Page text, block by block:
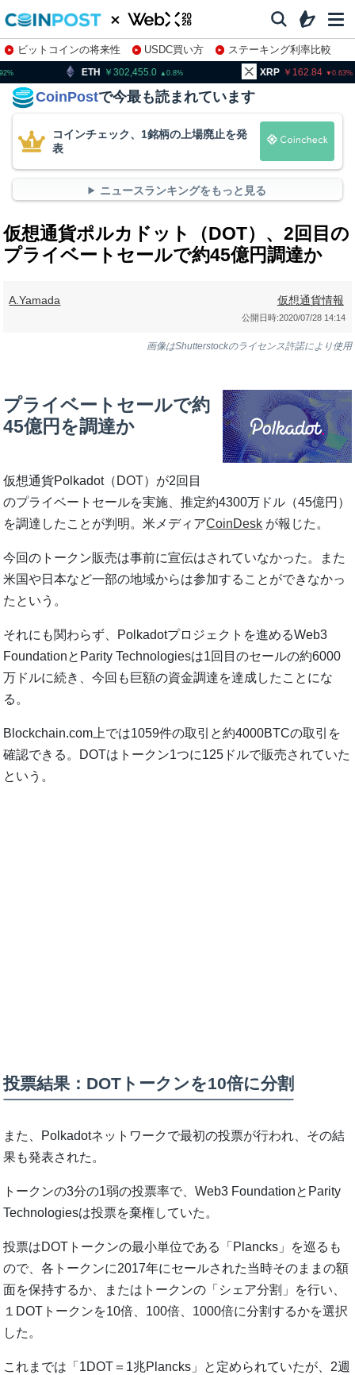
ビットコインの将来性 USDC買い方
ステーキング利率比較
株特集・関連銘柄
302,455.0 0.8 XRP BNB
CoinPostで今最も読まれています
コインチェック、1銘柄の上場廃止を発
表
ニュースランキングをもっと見る
仮想通貨ポルカドット（DOT）、2回目の
プライベートセールで約45億円調達か
A.Yamada 仮想通貨情報
公開日時:2020/07/28 14:14
画像はShutterstockのライセンス許諾により使用
プライベートセールで約
45億円を調達か
仮想通貨Polkadot（DOT）が2回目
のプライベートセールを実施、推定約4300万ドル（45億円）
を調達したことが判明。米メディアCoinDesk が報じた。
今回のトークン販売は事前に宣伝はされていなかった。また
米国や日本など一部の地域からは参加することができなかっ
たという。
それにも関わらず、Polkadotプロジェクトを進めるWeb3
FoundationとParity Technologiesは1回目のセールの約6000
万ドルに続き、今回も巨額の資金調達を達成したことにな
る。
Blockchain.com上では1059件の取引と約4000BTCの取引を
確認できる。DOTはトークン1つに125ドルで販売されていた
という。
投票結果：DOTトークンを10倍に分割
また、Polkadotネットワークで最初の投票が行われ、その結
果も発表された。
トークンの3分の1弱の投票率で、Web3 FoundationとParity
Technologiesは投票を棄権していた。
投票はDOTトークンの最小単位である「Plancks」を巡るも
ので、各トークンに2017年にセールされた当時そのままの額
面を保持するか、またはトークンの「シェア分割」を行い、
１DOTトークンを10倍、100倍、1000倍に分割するかを選択
した。
これまでは「1DOT＝1兆Plancks」と定められていたが、2週